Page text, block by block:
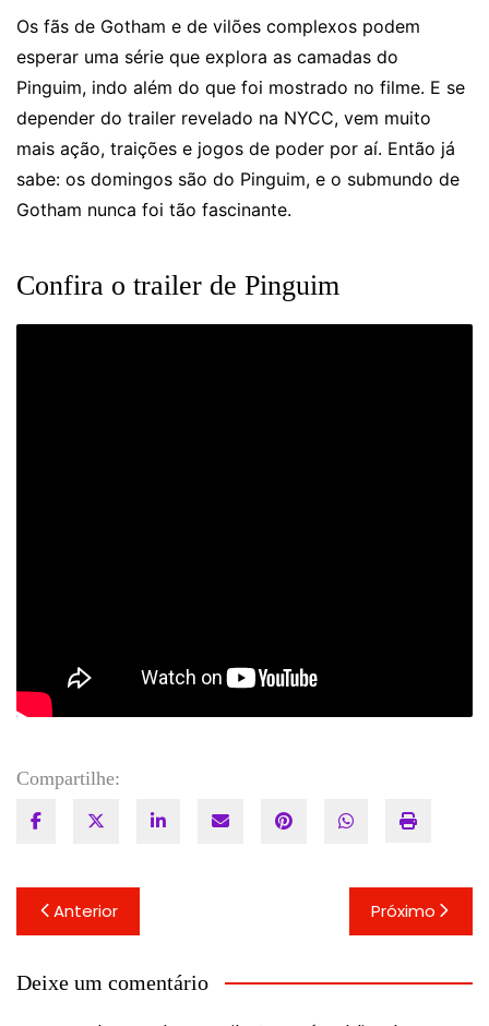
Os fãs de Gotham e de vilões complexos podem
esperar uma série que explora as camadas do
Pinguim, indo além do que foi mostrado no filme. E se
depender do trailer revelado na NYCC, vem muito
mais ação, traições e jogos de poder por aí. Então já
sabe: os domingos são do Pinguim, e o submundo de
Gotham nunca foi tão fascinante.
Confira o trailer de Pinguim
Compartilhe:
Navegação
de
Post
Anterior Próximo
Deixe um comentário